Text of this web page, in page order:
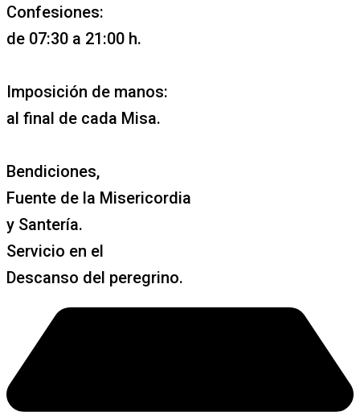
Confesiones:
de 07:30 a 21:00 h.
Imposición de manos:
al final de cada Misa.
Bendiciones,
Fuente de la Misericordia
y Santería.
Servicio en el
Descanso del peregrino.